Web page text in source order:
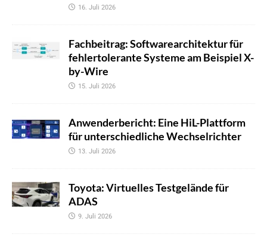
16. Juli 2026
Fachbeitrag: Softwarearchitektur für
fehlertolerante Systeme am Beispiel X-
by-Wire
15. Juli 2026
Anwenderbericht: Eine HiL-Plattform
für unterschiedliche Wechselrichter
13. Juli 2026
Toyota: Virtuelles Testgelände für
ADAS
9. Juli 2026